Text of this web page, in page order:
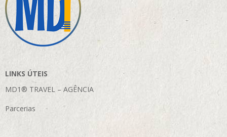
LINKS ÚTEIS
MD1® TRAVEL – AGÊNCIA
Parcerias